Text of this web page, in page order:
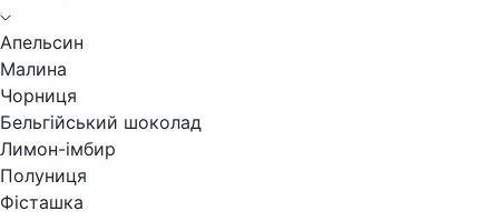
Апельсин
Малина
Чорниця
Бельгійський шоколад
Лимон-імбир
Полуниця
Фісташка